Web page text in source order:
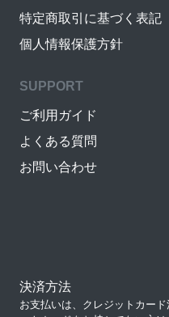
特定商取引に基づく表記
個人情報保護方針
SUPPORT
ご利用ガイド
よくある質問
お問い合わせ
決済方法
お支払いは、クレジットカー